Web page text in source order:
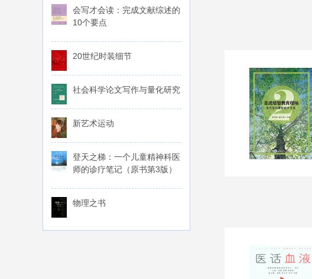
会写才会读：完成文献综述的
10个要点
20世纪时装细节
社会科学论文写作与量化研究
新艺术运动
登天之梯：一个儿童精神科医
师的诊疗笔记（原书第3版）
物理之书